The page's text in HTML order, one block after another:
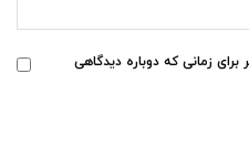
زمانی که دوباره دیدگاهی